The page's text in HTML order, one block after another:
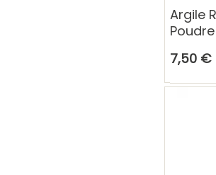
Argile
7,50 €